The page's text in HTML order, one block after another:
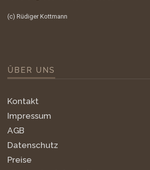
(c) Rüdiger Kottmann
ÜBER UNS
Kontakt
Impressum
AGB
Datenschutz
Preise